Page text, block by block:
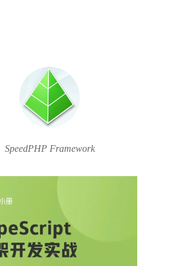
SpeedPHP Framework